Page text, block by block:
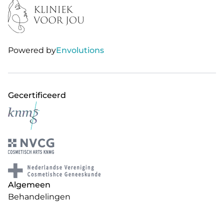
Powered byEnvolutions
Gecertificeerd
Algemeen
Behandelingen